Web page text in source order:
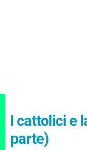
I cattolici e
parte)